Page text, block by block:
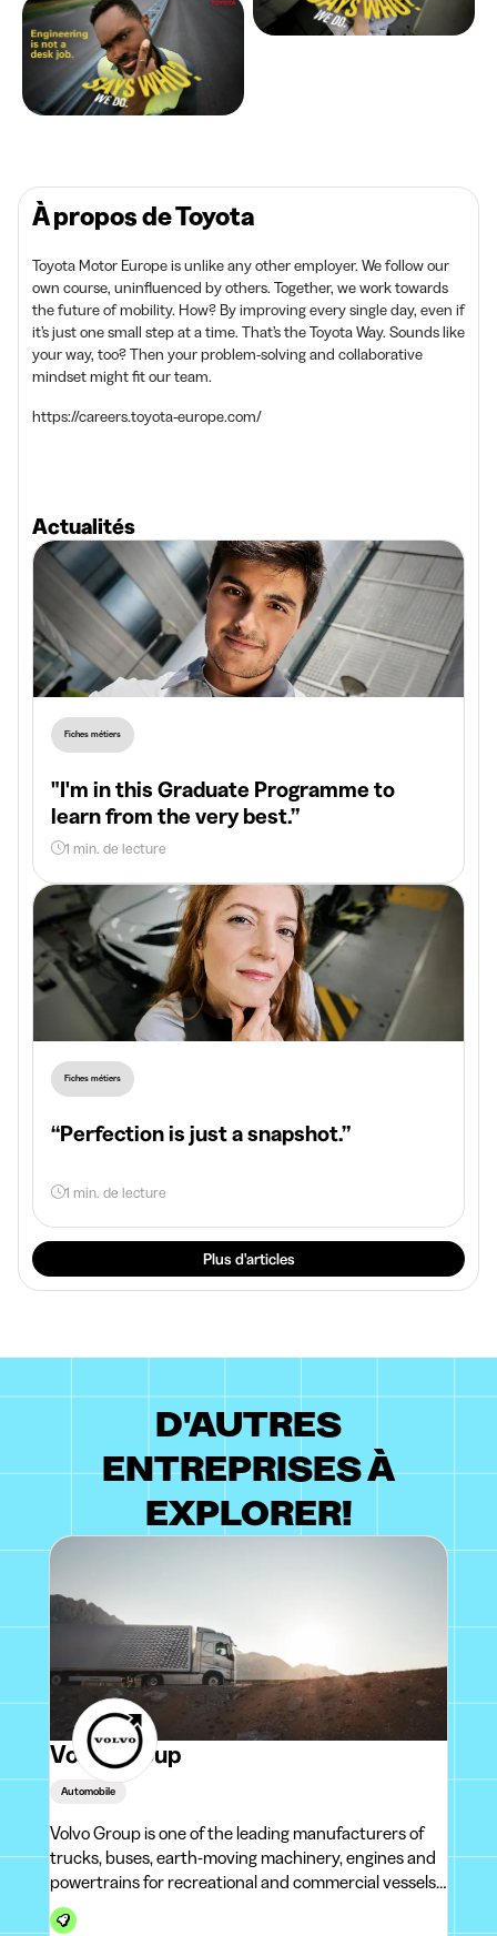
À propos de Toyota
Toyota Motor Europe is unlike any other employer. We follow our
own course, uninfluenced by others. Together, we work towards
the future of mobility. How? By improving every single day, even if
it’s just one small step at a time. That’s the Toyota Way. Sounds like
your way, too? Then your problem-solving and collaborative
mindset might fit our team.
https://careers.toyota-europe.com/
Actualités
Fiches métiers
"I'm in this Graduate Programme to
learn from the very best.”
1 min. de lecture
Fiches métiers
“Perfection is just a snapshot.”
1 min. de lecture
Plus d'articles
D'AUTRES
ENTREPRISES À
EXPLORER!
Volvo Group
Automobile
Volvo Group is one of the leading manufacturers of
trucks, buses, earth-moving machinery, engines and
powertrains for recreational and commercial vessels,
as well as industrial applications. The Ghent facility is
the Volvo Group's largest truck factory in the